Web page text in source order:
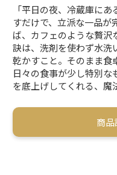
「平日の夜、冷蔵庫に
すだけで、立派な一品
ば、カフェのような贅沢
訣は、洗剤を使わず水洗
乾かすこと。そのまま食
日々の食事が少し特別
を底上げしてくれる、魔
商